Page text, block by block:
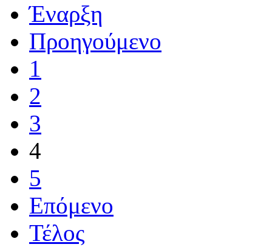
Έναρξη
Προηγούμενο
1
2
3
4
5
Επόμενο
Τέλος